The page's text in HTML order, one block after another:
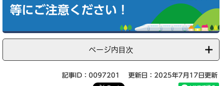
等にご注意ください！
ページ内目次
記事ID：0097201 更新日：2025年7月17日更新